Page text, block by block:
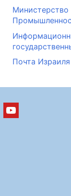
Министерство
Почта Израиля